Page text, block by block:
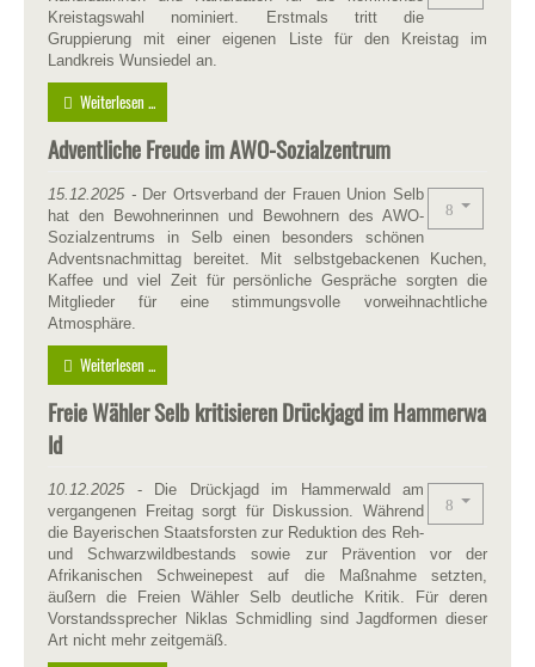
Kreistagswahl nominiert. Erstmals tritt die
Gruppierung mit einer eigenen Liste für den Kreistag im
Landkreis Wunsiedel an.
Weiterlesen ...
Adventliche Freude im AWO-Sozialzentrum
15.12.2025 - Der Ortsverband der Frauen Union Selb
hat den Bewohnerinnen und Bewohnern des AWO-
Sozialzentrums in Selb einen besonders schönen
Adventsnachmittag bereitet. Mit selbstgebackenen Kuchen,
Kaffee und viel Zeit für persönliche Gespräche sorgten die
Mitglieder für eine stimmungsvolle vorweihnachtliche
Atmosphäre.
Weiterlesen ...
Freie Wähler Selb kritisieren Drückjagd im Hammerwa
ld
10.12.2025 - Die Drückjagd im Hammerwald am
vergangenen Freitag sorgt für Diskussion. Während
die Bayerischen Staatsforsten zur Reduktion des Reh-
und Schwarzwildbestands sowie zur Prävention vor der
Afrikanischen Schweinepest auf die Maßnahme setzten,
äußern die Freien Wähler Selb deutliche Kritik. Für deren
Vorstandssprecher Niklas Schmidling sind Jagdformen dieser
Art nicht mehr zeitgemäß.